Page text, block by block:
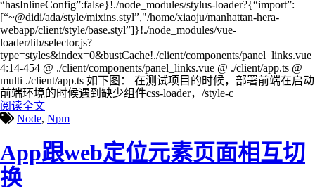
“hasInlineConfig”:false}!./node_modules/stylus-loader?{“import”:
[“~@didi/ada/style/mixins.styl”,"/home/xiaoju/manhattan-hera-
webapp/client/style/base.styl”]}!./node_modules/vue-
loader/lib/selector.js?
type=styles&index=0&bustCache!./client/components/panel_links.vue
4:14-454 @ ./client/components/panel_links.vue @ ./client/app.ts @
multi ./client/app.ts 如下图： 在测试项目的时候，部署前端在启动
前端环境的时候遇到缺少组件css-loader，/style-c
阅读全文
Node, Npm
App跟web定位元素页面相互切
换